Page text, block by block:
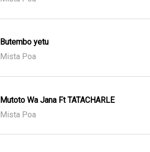
Butembo yetu
Mista Poa
Mutoto Wa Jana Ft TATACHARLE
Mista Poa